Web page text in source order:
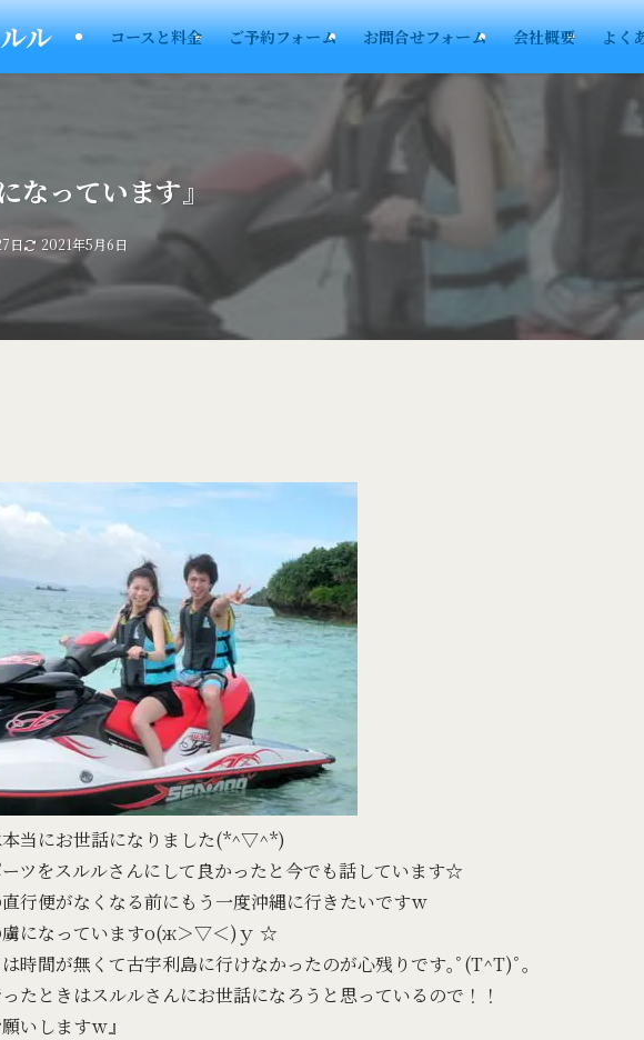
ル コースと料金 ご予約フォーム お問合せフォーム 会社概要 よく
なっています』
日 2021年5月6日
本当にお世話になりました(*^▽^*)
ツをスルルさんにして良かったと今でも話しています☆
行便がなくなる前にもう一度沖縄に行きたいですｗ
虜になっていますо(ж＞▽＜)ｙ ☆
時間が無くて古宇利島に行けなかったのが心残りです｡ﾟ(T^T)ﾟ｡
たときはスルルさんにお世話になろうと思っているので！！
いしますｗ』